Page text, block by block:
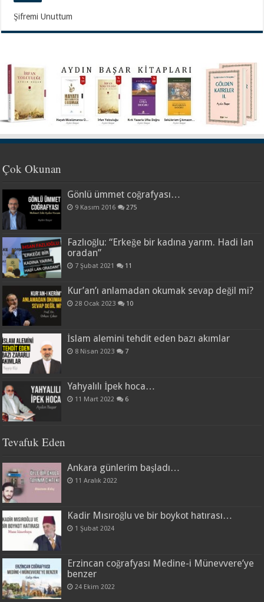
Şifremi Unuttum
Çok Okunan
Gönlü ümmet coğrafyası…
9 Kasım 2016 275
Fazlıoğlu: “Erkeğe bir kadına yarım. Hadi lan
oradan”
7 Şubat 2021 11
Kur’an’ı anlamadan okumak sevap değil mi?
28 Ocak 2023 10
İslam alemini tehdit eden bazı akımlar
8 Nisan 2023 7
Yahyalılı İpek hoca…
11 Mart 2022 6
Tevafuk Eden
Ankara günlerim başladı…
11 Aralık 2022
Kadir Mısıroğlu ve bir boykot hatırası…
1 Şubat 2024
Erzincan coğrafyası Medine-i Münevvere’ye
benzer
24 Ekim 2022